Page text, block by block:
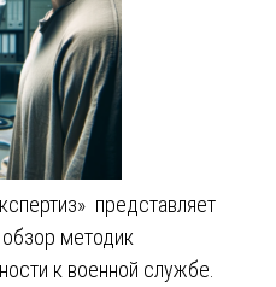
представляет
методик
к военной службе.